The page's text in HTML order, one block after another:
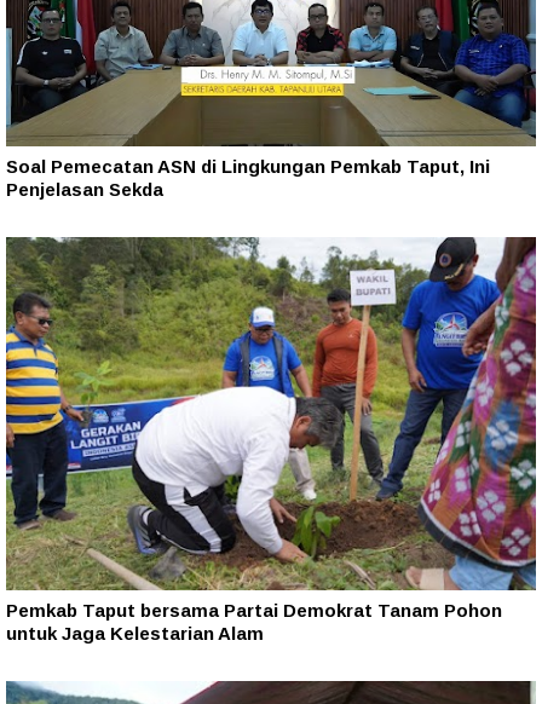
Soal Pemecatan ASN di Lingkungan Pemkab Taput, Ini
Penjelasan Sekda
Pemkab Taput bersama Partai Demokrat Tanam Pohon
untuk Jaga Kelestarian Alam